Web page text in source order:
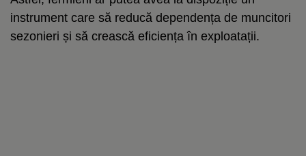
instrument care să reducă dependența de muncitori
sezonieri și să crească eficiența în exploatații.